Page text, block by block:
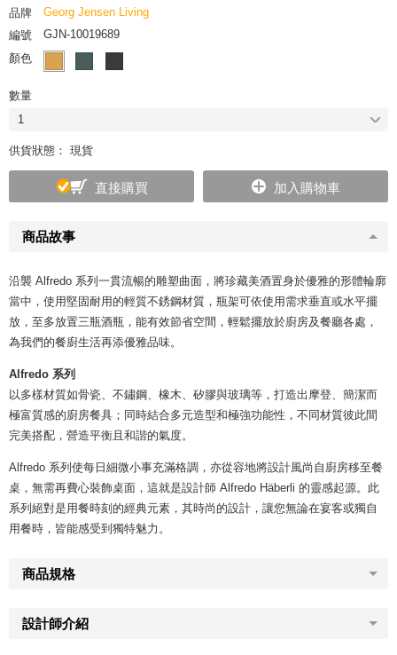
商品故事
沿襲 Alfredo 系列一貫流暢的雕塑曲面，將珍藏美酒置身於優雅的形體輪廓
當中，使用堅固耐用的輕質不銹鋼材質，瓶架可依使用需求垂直或水平擺
放，至多放置三瓶酒瓶，能有效節省空間，輕鬆擺放於廚房及餐廳各處，
為我們的餐廚生活再添優雅品味。
Alfredo 系列
以多樣材質如骨瓷、不鏽鋼、橡木、矽膠與玻璃等，打造出摩登、簡潔而
極富質感的廚房餐具；同時結合多元造型和極強功能性，不同材質彼此間
完美搭配，營造平衡且和諧的氣度。
Alfredo 系列使每日細微小事充滿格調，亦從容地將設計風尚自廚房移至餐
桌，無需再費心裝飾桌面，這就是設計師 Alfredo Häberli 的靈感起源。此
系列絕對是用餐時刻的經典元素，其時尚的設計，讓您無論在宴客或獨自
用餐時，皆能感受到獨特魅力。
商品規格
設計師介紹
品牌
Georg Jensen Living
編號
GJN-10019689
顏色
數量
1
供貨狀態： 現貨
直接購買 加入購物車